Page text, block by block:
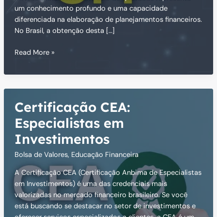
um conhecimento profundo e uma capacidade
diferenciada na elaboração de planejamentos financeiros.
No Brasil, a obtenção desta […]
Certificação
Conquiste
Certificação
Read More »
Certificação CEA:
Especialistas em
Investimentos
Bolsa de Valores, Educação Financeira
A Certificação CEA (Certificação Anbima de Especialistas
em Investimentos) é uma das credenciais mais
valorizadas no mercado financeiro brasileiro. Se você
está buscando se destacar no setor de investimentos e